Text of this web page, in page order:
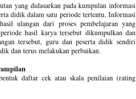
yang didasarkan pada kumpulan informasi
didik dalam satu periode tertentu. Informasi
ulangan dari proses pembelajaran yang
hasil karya tersebut dikumpulkan dan
tersebut, guru dan peserta didik sendiri
dan terus melakukan perbaikan.
daftar cek atau skala penilaian (rating